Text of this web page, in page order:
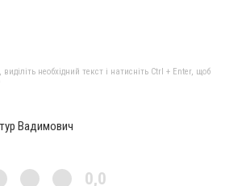
необхідний текст і натисніть Ctrl + Enter, щоб
Вадимович
0,0